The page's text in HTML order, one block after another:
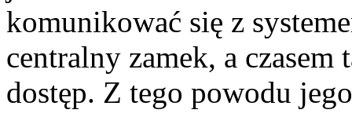
komunikować się z
centralny zamek, a
dostęp. Z tego powodu